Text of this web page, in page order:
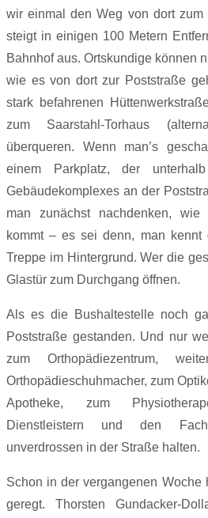
wir einmal den Weg von dort zum
steigt in einigen 100 Metern
Bahnhof aus. Ortskundige können
wie es von dort zur Poststraße
stark befahrenen
zum Saarstahl-Torhaus
überqueren. Wenn man’s
einem Parkplatz, der
Gebäudekomplexes an der
man zunächst nachdenken,
kommt – es sei denn, man kennt
Treppe im Hintergrund. Wer die
Glastür zum Durchgang öffnen.
Als es die Bushaltestelle noch
Poststraße gestanden. Und nur
zum Orthopädiezentrum,
Orthopädieschuhmacher, zum
Apotheke, zum
Dienstleistern und den
unverdrossen in der Straße halten.
Schon in der vergangenen Woche
geregt. Thorsten Gundacker-